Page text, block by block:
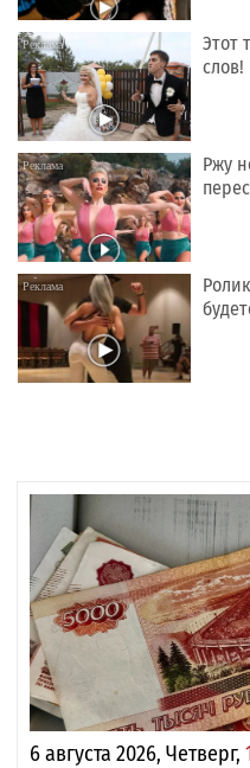
Этот
Ржу
6 августа 2026, Четверг,